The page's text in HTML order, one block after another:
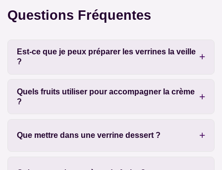
Questions Fréquentes
Est-ce que je peux préparer les verrines la veille
?
Quels fruits utiliser pour accompagner la crème
?
Que mettre dans une verrine dessert ?